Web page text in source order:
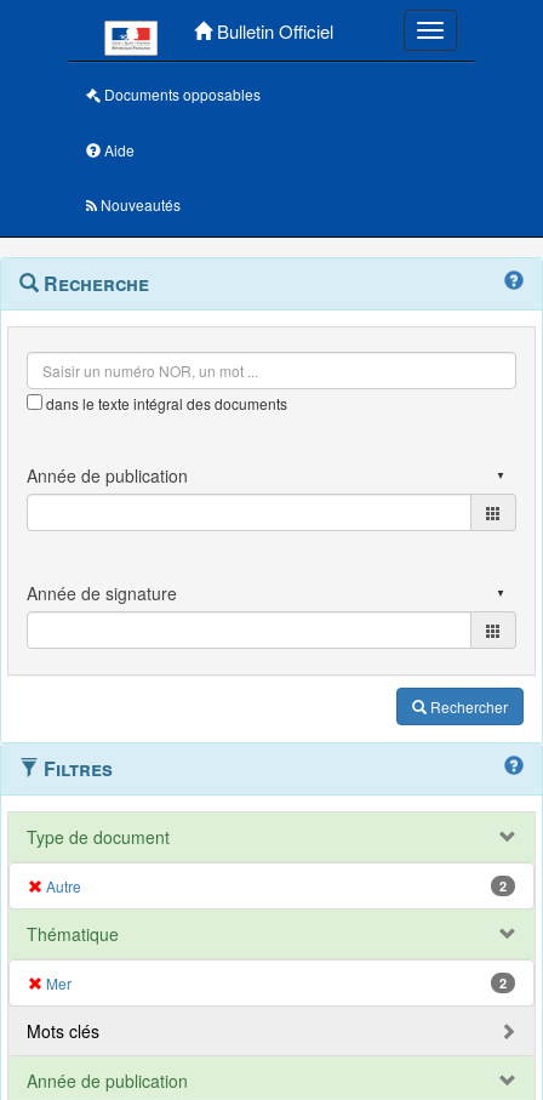
Bulletin Officiel Toggle
Documents opposables
Aide
Nouveautés
Navigation
outils
Menu
contextuel
Recherche
dans le texte intégral des documents
Rechercher
Filtres
Type de document
Autre 2
Thématique
Mer 2
Mots clés
Année de publication